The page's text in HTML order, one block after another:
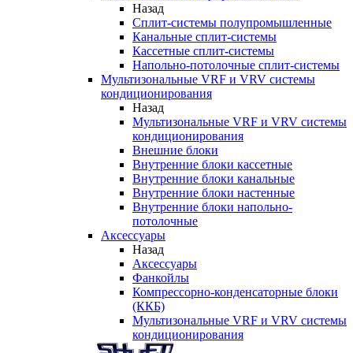
Назад
Сплит-системы полупромышленные
Канальные сплит-системы
Кассетные сплит-системы
Напольно-потолочные сплит-системы
Мультизональные VRF и VRV системы
кондиционирования
Назад
Мультизональные VRF и VRV системы
кондиционирования
Внешние блоки
Внутренние блоки кассетные
Внутренние блоки канальные
Внутренние блоки настенные
Внутренние блоки напольно-
потолочные
Аксессуары
Назад
Аксессуары
Фанкойлы
Компрессорно-конденсаторные блоки
(ККБ)
Мультизональные VRF и VRV системы
кондиционирования